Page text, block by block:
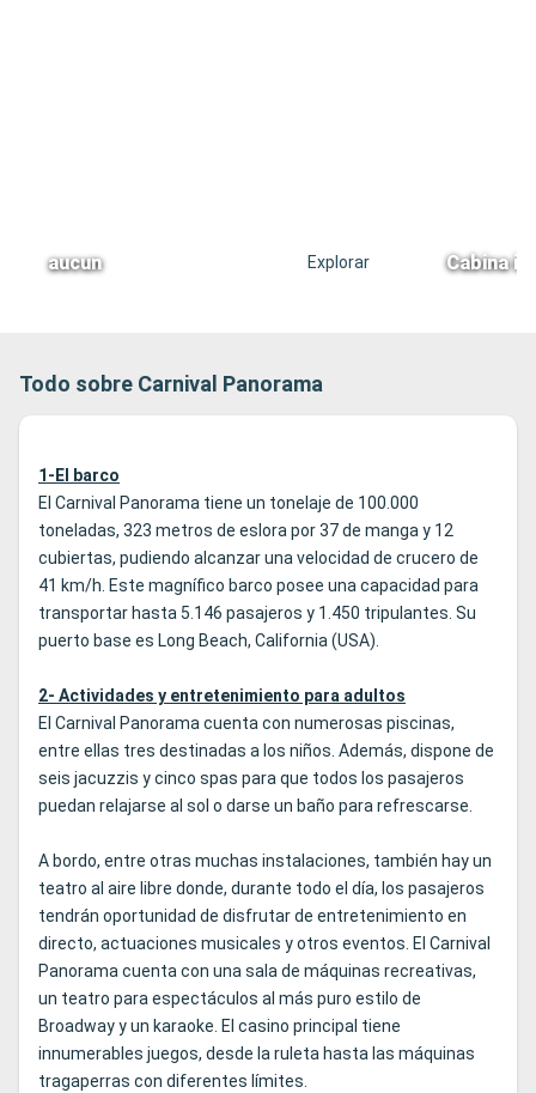
aucun Explorar Cabina
Todo sobre Carnival Panorama
1-El barco
El Carnival Panorama tiene un tonelaje de 100.000
toneladas, 323 metros de eslora por 37 de manga y 12
cubiertas, pudiendo alcanzar una velocidad de crucero de
41 km/h. Este magnífico barco posee una capacidad para
transportar hasta 5.146 pasajeros y 1.450 tripulantes. Su
puerto base es Long Beach, California (USA).
2- Actividades y entretenimiento para adultos
El Carnival Panorama cuenta con numerosas piscinas,
entre ellas tres destinadas a los niños. Además, dispone de
seis jacuzzis y cinco spas para que todos los pasajeros
puedan relajarse al sol o darse un baño para refrescarse.
A bordo, entre otras muchas instalaciones, también hay un
teatro al aire libre donde, durante todo el día, los pasajeros
tendrán oportunidad de disfrutar de entretenimiento en
directo, actuaciones musicales y otros eventos. El Carnival
Panorama cuenta con una sala de máquinas recreativas,
un teatro para espectáculos al más puro estilo de
Broadway y un karaoke. El casino principal tiene
innumerables juegos, desde la ruleta hasta las máquinas
tragaperras con diferentes límites.